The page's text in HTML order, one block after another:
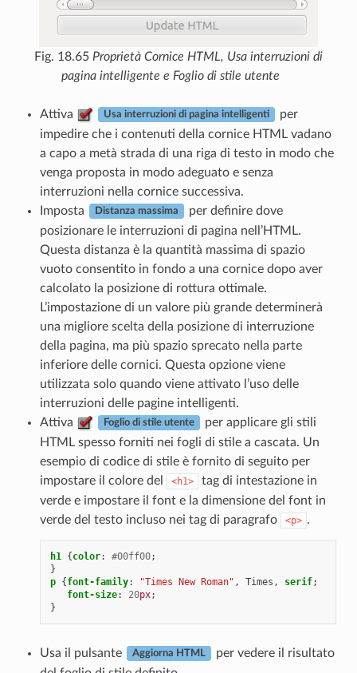
Fig. 18.65 Proprietà Cornice HTML, Usa interruzioni di
pagina intelligente e Foglio di stile utente
Attiva Usa interruzioni di pagina intelligenti
per
impedire che i contenuti della cornice HTML vadano
a capo a metà strada di una riga di testo in modo che
venga proposta in modo adeguato e senza
interruzioni nella cornice successiva.
Imposta
Distanza massima
per definire dove
posizionare le interruzioni di pagina nell’HTML.
Questa distanza è la quantità massima di spazio
vuoto consentito in fondo a una cornice dopo aver
calcolato la posizione di rottura ottimale.
L’impostazione di un valore più grande determinerà
una migliore scelta della posizione di interruzione
della pagina, ma più spazio sprecato nella parte
inferiore delle cornici. Questa opzione viene
utilizzata solo quando viene attivato l’uso delle
interruzioni delle pagine intelligenti.
Attiva
Foglio di stile utente
per applicare gli stili
HTML spesso forniti nei fogli di stile a cascata. Un
esempio di codice di stile è fornito di seguito per
impostare il colore del
<h1>
tag di intestazione in
verde e impostare il font e la dimensione del font in
verde del testo incluso nei tag di paragrafo
<p> .
h1 {color: #00ff00;
}
p {font-family: "Times New Roman" , Times , serif;
font-size: 20px;
}
Usa il pulsante Aggiorna HTML
per vedere il risultato